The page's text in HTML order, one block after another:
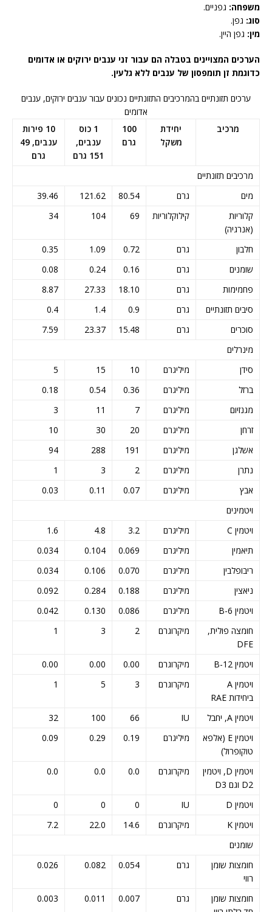
משפחה: גפניים.
סוג: גפן.
מין: גפן היין.
הערכים המצויינים בטבלה הם עבור זני ענבים ירוקים או אדומים
כדוגמת זן תומפסון של ענבים ללא גלעין.
ערכים תזונתיים בהמרכיבים התזונתיים נכונים עבור ענבים ירוקים, ענבים
אדומים
מרכיב
יחידת
משקל
100
גרם
1 כוס
ענבים,
151 גרם
10 פירות
ענבים, 49
גרם
מרכיבים תזונתיים
מים
גרם 80.54
121.62
39.46
קלוריות
(אנרגיה)
קילוקלוריות 69
104
34
חלבון גרם 0.72
1.09
0.35
שומנים
גרם 0.16
0.24
0.08
פחמימות
גרם 18.10
27.33
8.87
סיבים תזונתיים
גרם 0.9
1.4
0.4
סוכרים
גרם 15.48
23.37
7.59
מינרלים
סידן
מיליגרם 10
15
5
ברזל
מיליגרם 0.36
0.54
0.18
מגנזיום
מיליגרם 7
11
3
זרחן
מיליגרם 20
30
10
אשלגן
מיליגרם 191
288
94
נתרן
מיליגרם 2
3
1
אבץ
מיליגרם 0.07
0.11
0.03
ויטמינים
ויטמין C
מיליגרם 3.2
4.8
1.6
תיאמין
מיליגרם 0.069
0.104
0.034
ריבופלבין
מיליגרם 0.070
0.106
0.034
ניאצין
מיליגרם 0.188
0.284
0.092
ויטמין B-6
מיליגרם 0.086
0.130
0.042
חומצה פולית,
DFE
מיקרוגרם 2
3
1
ויטמין B-12 מיקרוגרם 0.00
0.00
0.00
ויטמין A
ביחידות RAE
מיקרוגרם 3
5
1
ויטמין A, יחבל IU
66
100
32
ויטמין E (אלפא
טוקופרול)
מיליגרם 0.19
0.29
0.09
ויטמין D, ויטמין
D2 וגם D3
מיקרוגרם 0.0
0.0
0.0
ויטמין D IU
0
0
0
ויטמין K
מיקרוגרם 14.6
22.0
7.2
שומנים
חומצות שומן
רווי
גרם 0.054
0.082
0.026
חומצות שומן
גרם 0.007
0.011
0.003